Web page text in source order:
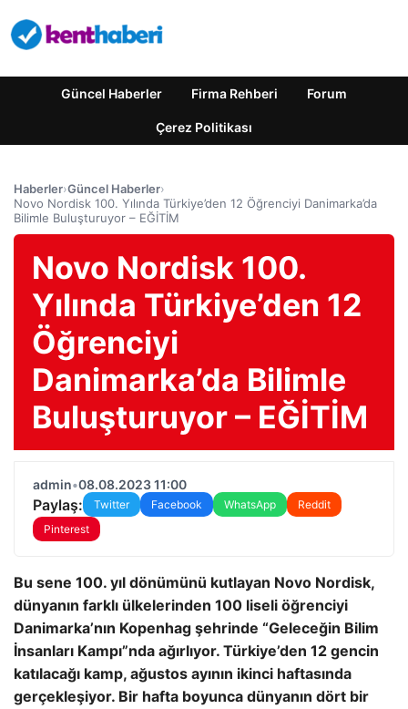
Güncel Haberler Firma Rehberi Forum
Çerez Politikası
Haberler›Güncel Haberler›
Novo Nordisk 100. Yılında Türkiye’den 12 Öğrenciyi Danimarka’da
Bilimle Buluşturuyor – EĞİTİM
Novo Nordisk 100.
Yılında Türkiye’den 12
Öğrenciyi
Danimarka’da Bilimle
Buluşturuyor – EĞİTİM
admin•08.08.2023 11:00
Paylaş: Twitter Facebook WhatsApp
Reddit
Pinterest
Bu sene 100. yıl dönümünü kutlayan Novo Nordisk,
dünyanın farklı ülkelerinden 100 liseli öğrenciyi
Danimarka’nın Kopenhag şehrinde “Geleceğin Bilim
İnsanları Kampı”nda ağırlıyor. Türkiye’den 12 gencin
katılacağı kamp, ağustos ayının ikinci haftasında
gerçekleşiyor. Bir hafta boyunca dünyanın dört bir